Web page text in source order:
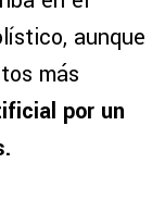
aunque
más
por un